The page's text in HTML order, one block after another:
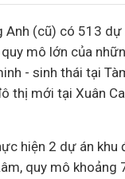
Anh (cũ) có 513 dự
mô lớn của
- sinh thái tại
thị mới tại Xuân
hiện 2 dự án
quy mô khoảng